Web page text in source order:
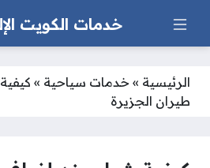
خدمات الكويت
الرئيسية » خدمات سياحية »
طيران الجزيرة